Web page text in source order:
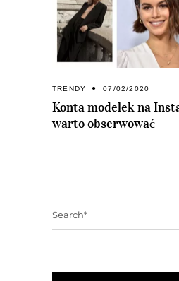
TRENDY 07/02/2020
Konta modelek na
warto obserwować